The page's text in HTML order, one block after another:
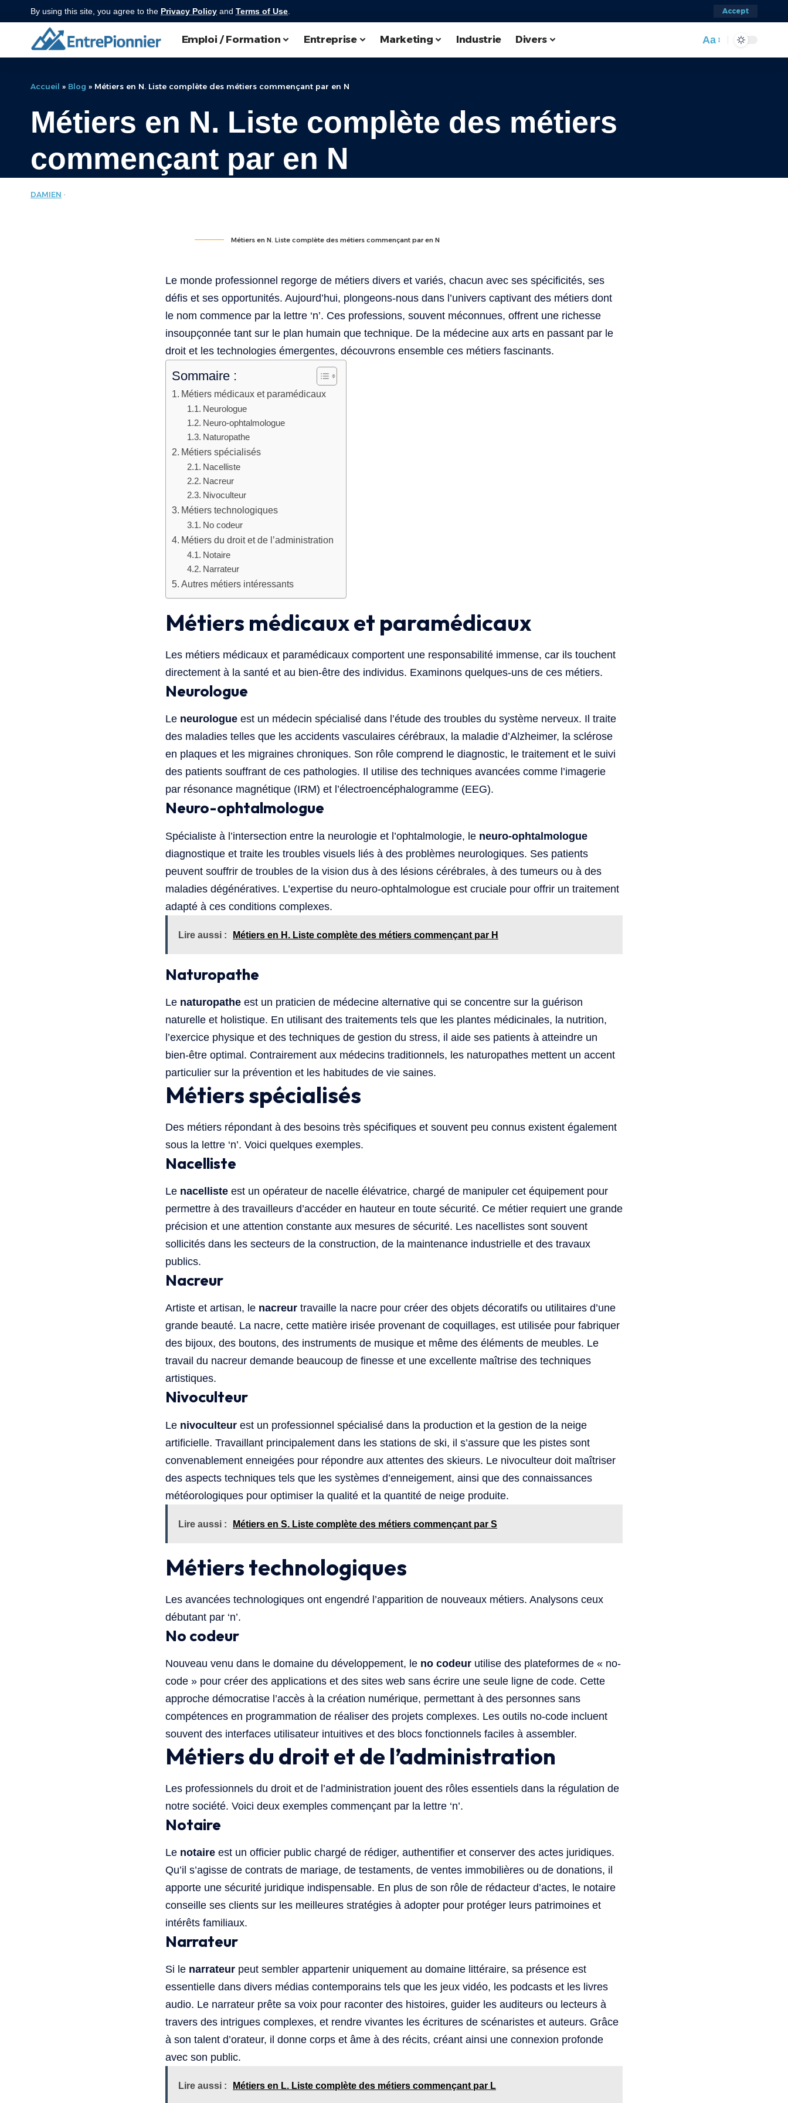
By using this site, you agree to the Privacy Policy and Terms of Use Accept
Emploi / Formation Entreprise Marketing Industrie Divers Aa
Accueil » Blog » Métiers en N. Liste complète des métiers commençant par en N
Métiers en N. Liste complète des métiers
commençant par en N
DAMIEN
Métiers en N. Liste complète des métiers commençant par en N
Le monde professionnel regorge de métiers divers et variés, chacun avec ses spécificités, ses
défis et ses opportunités. Aujourd’hui, plongeons-nous dans l’univers captivant des métiers dont
le nom commence par la lettre ‘n’. Ces professions, souvent méconnues, offrent une richesse
insoupçonnée tant sur le plan humain que technique. De la médecine aux arts en passant par le
droit et les technologies émergentes, découvrons ensemble ces métiers fascinants.
Sommaire :
Métiers médicaux et paramédicaux
Neurologue
Neuro-ophtalmologue
Naturopathe
Métiers spécialisés
Nacelliste
Nacreur
Nivoculteur
Métiers technologiques
No codeur
Métiers du droit et de l’administration
Notaire
Narrateur
Autres métiers intéressants
Métiers médicaux et paramédicaux
Les métiers médicaux et paramédicaux comportent une responsabilité immense, car ils touchent
directement à la santé et au bien-être des individus. Examinons quelques-uns de ces métiers.
Neurologue
Le neurologue est un médecin spécialisé dans l’étude des troubles du système nerveux. Il traite
des maladies telles que les accidents vasculaires cérébraux, la maladie d’Alzheimer, la sclérose
en plaques et les migraines chroniques. Son rôle comprend le diagnostic, le traitement et le suivi
des patients souffrant de ces pathologies. Il utilise des techniques avancées comme l’imagerie
par résonance magnétique (IRM) et l’électroencéphalogramme (EEG).
Neuro-ophtalmologue
Spécialiste à l’intersection entre la neurologie et l’ophtalmologie, le neuro-ophtalmologue
diagnostique et traite les troubles visuels liés à des problèmes neurologiques. Ses patients
peuvent souffrir de troubles de la vision dus à des lésions cérébrales, à des tumeurs ou à des
maladies dégénératives. L’expertise du neuro-ophtalmologue est cruciale pour offrir un traitement
adapté à ces conditions complexes.
Lire aussi : Métiers en H. Liste complète des métiers commençant par H
Naturopathe
Le naturopathe est un praticien de médecine alternative qui se concentre sur la guérison
naturelle et holistique. En utilisant des traitements tels que les plantes médicinales, la nutrition,
l’exercice physique et des techniques de gestion du stress, il aide ses patients à atteindre un
bien-être optimal. Contrairement aux médecins traditionnels, les naturopathes mettent un accent
particulier sur la prévention et les habitudes de vie saines.
Métiers spécialisés
Des métiers répondant à des besoins très spécifiques et souvent peu connus existent également
sous la lettre ‘n’. Voici quelques exemples.
Nacelliste
Le nacelliste est un opérateur de nacelle élévatrice, chargé de manipuler cet équipement pour
permettre à des travailleurs d’accéder en hauteur en toute sécurité. Ce métier requiert une grande
précision et une attention constante aux mesures de sécurité. Les nacellistes sont souvent
sollicités dans les secteurs de la construction, de la maintenance industrielle et des travaux
publics.
Nacreur
Artiste et artisan, le nacreur travaille la nacre pour créer des objets décoratifs ou utilitaires d’une
grande beauté. La nacre, cette matière irisée provenant de coquillages, est utilisée pour fabriquer
des bijoux, des boutons, des instruments de musique et même des éléments de meubles. Le
travail du nacreur demande beaucoup de finesse et une excellente maîtrise des techniques
artistiques.
Nivoculteur
Le nivoculteur est un professionnel spécialisé dans la production et la gestion de la neige
artificielle. Travaillant principalement dans les stations de ski, il s’assure que les pistes sont
convenablement enneigées pour répondre aux attentes des skieurs. Le nivoculteur doit maîtriser
des aspects techniques tels que les systèmes d’enneigement, ainsi que des connaissances
météorologiques pour optimiser la qualité et la quantité de neige produite.
Lire aussi : Métiers en S. Liste complète des métiers commençant par S
Métiers technologiques
Les avancées technologiques ont engendré l’apparition de nouveaux métiers. Analysons ceux
débutant par ‘n’.
No codeur
Nouveau venu dans le domaine du développement, le no codeur utilise des plateformes de « no-
code » pour créer des applications et des sites web sans écrire une seule ligne de code. Cette
approche démocratise l’accès à la création numérique, permettant à des personnes sans
compétences en programmation de réaliser des projets complexes. Les outils no-code incluent
souvent des interfaces utilisateur intuitives et des blocs fonctionnels faciles à assembler.
Métiers du droit et de l’administration
Les professionnels du droit et de l’administration jouent des rôles essentiels dans la régulation de
notre société. Voici deux exemples commençant par la lettre ‘n’.
Notaire
Le notaire est un officier public chargé de rédiger, authentifier et conserver des actes juridiques.
Qu’il s’agisse de contrats de mariage, de testaments, de ventes immobilières ou de donations, il
apporte une sécurité juridique indispensable. En plus de son rôle de rédacteur d’actes, le notaire
conseille ses clients sur les meilleures stratégies à adopter pour protéger leurs patrimoines et
intérêts familiaux.
Narrateur
Si le narrateur peut sembler appartenir uniquement au domaine littéraire, sa présence est
essentielle dans divers médias contemporains tels que les jeux vidéo, les podcasts et les livres
audio. Le narrateur prête sa voix pour raconter des histoires, guider les auditeurs ou lecteurs à
travers des intrigues complexes, et rendre vivantes les écritures de scénaristes et auteurs. Grâce
à son talent d’orateur, il donne corps et âme à des récits, créant ainsi une connexion profonde
avec son public.
Lire aussi : Métiers en L. Liste complète des métiers commençant par L